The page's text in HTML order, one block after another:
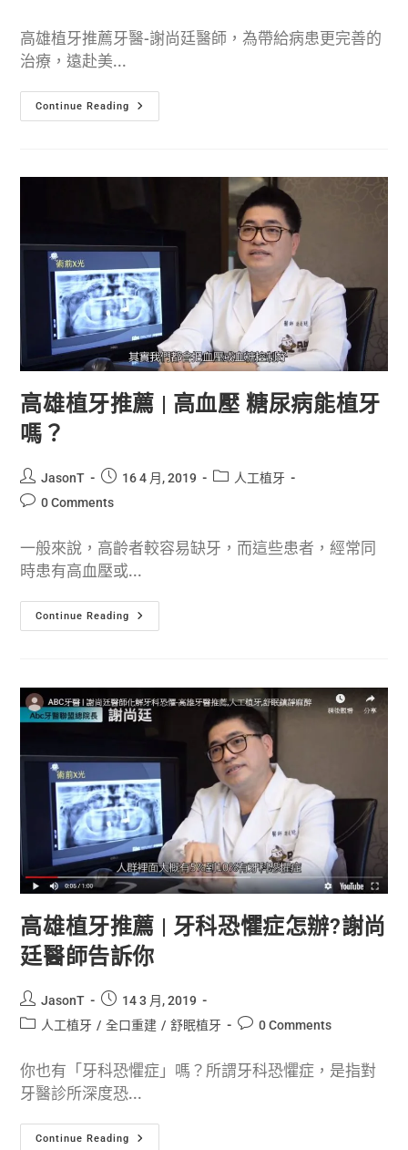
高雄植牙推薦牙醫-謝尚廷醫師，為帶給病患更完善的
治療，遠赴美...
Continue Reading
高雄植牙推薦 | 高血壓 糖尿病能植牙
嗎？
JasonT 16 4 月, 2019
人工植牙
0 Comments
一般來說，高齡者較容易缺牙，而這些患者，經常同
時患有高血壓或...
Continue Reading
高雄植牙推薦 | 牙科恐懼症怎辦?謝尚
廷醫師告訴你
JasonT
14 3 月, 2019
人工植牙 / 全口重建 / 舒眠植牙 0 Comments
你也有「牙科恐懼症」嗎？所謂牙科恐懼症，是指對
牙醫診所深度恐...
Continue Reading